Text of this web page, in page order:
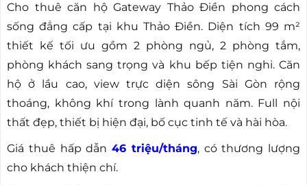
Cho thuê căn hộ Gateway Thảo Điền phong cách
sống đẳng cấp tại khu Thảo Điền. Diện tích 99 m²
thiết kế tối ưu gồm 2 phòng ngủ, 2 phòng tắm,
phòng khách sang trọng và khu bếp tiện nghi. Căn
hộ ở lầu cao, view trực diện sông Sài Gòn rộng
thoáng, không khí trong lành quanh năm. Full nội
thất đẹp, thiết bị hiện đại, bố cục tinh tế và hài hòa.
Giá thuê hấp dẫn 46 triệu/tháng, có thương lượng
cho khách thiện chí.